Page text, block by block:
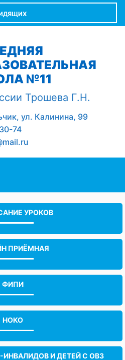
№11
Трошева Г.Н.
ул. Калинина, 99
74
УРОКОВ
ПРИЁМНАЯ
ФИПИ
НОКО
И ДЕТЕЙ С ОВЗ